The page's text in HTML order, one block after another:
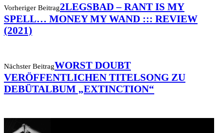
Vorheriger Beitrag2LEGSBAD – RANT IS MY
SPELL… MONEY MY WAND ::: REVIEW
(2021)
Nächster BeitragWORST DOUBT
VERÖFFENTLICHEN TITELSONG ZU
DEBÜTALBUM „EXTINCTION“